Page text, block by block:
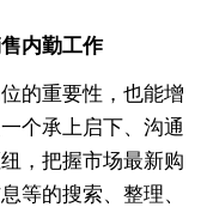
内勤工作
的重要性，也能增
个承上启下、沟通
，把握市场最新购
等的搜索、整理、